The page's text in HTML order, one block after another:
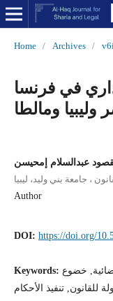
Home / Archives /
في فرنسا
وليبيا ومالطا
عبدالسلام إمحيسن
، جامعة بني وليد، ليبيا
Author
DOI: https://doi.org/
Keywords: خضوع
للقانون, تنفيذ الأحكام